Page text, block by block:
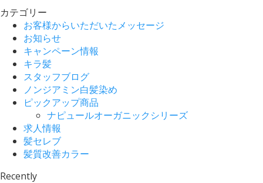
カテゴリー
お客様からいただいたメッセージ
お知らせ
キャンペーン情報
キラ髪
スタッフブログ
ノンジアミン白髪染め
ピックアップ商品
ナピュールオーガニックシリーズ
求人情報
髪セレブ
髪質改善カラー
Recently